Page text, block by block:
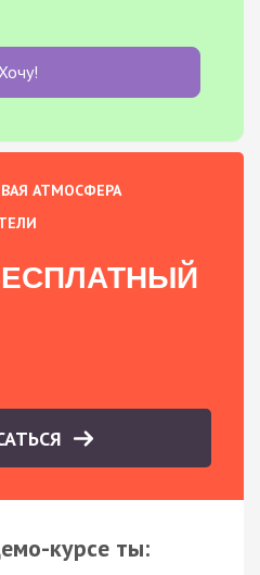
Хочу!
АТМОСФЕРА
курсе ты: